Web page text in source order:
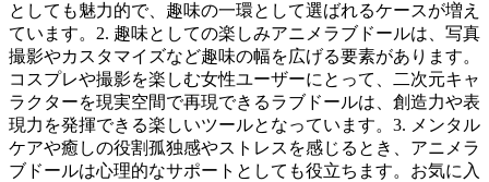
としても魅力的で、趣味の一環として選ばれるケースが増え
ています。2. 趣味としての楽しみアニメラブドールは、写真
撮影やカスタマイズなど趣味の幅を広げる要素があります。
コスプレや撮影を楽しむ女性ユーザーにとって、二次元キャ
ラクターを現実空間で再現できるラブドールは、創造力や表
現力を発揮できる楽しいツールとなっています。3. メンタル
ケアや癒しの役割孤独感やストレスを感じるとき、アニメラ
ブドールは心理的なサポートとしても役立ちます。お気に入